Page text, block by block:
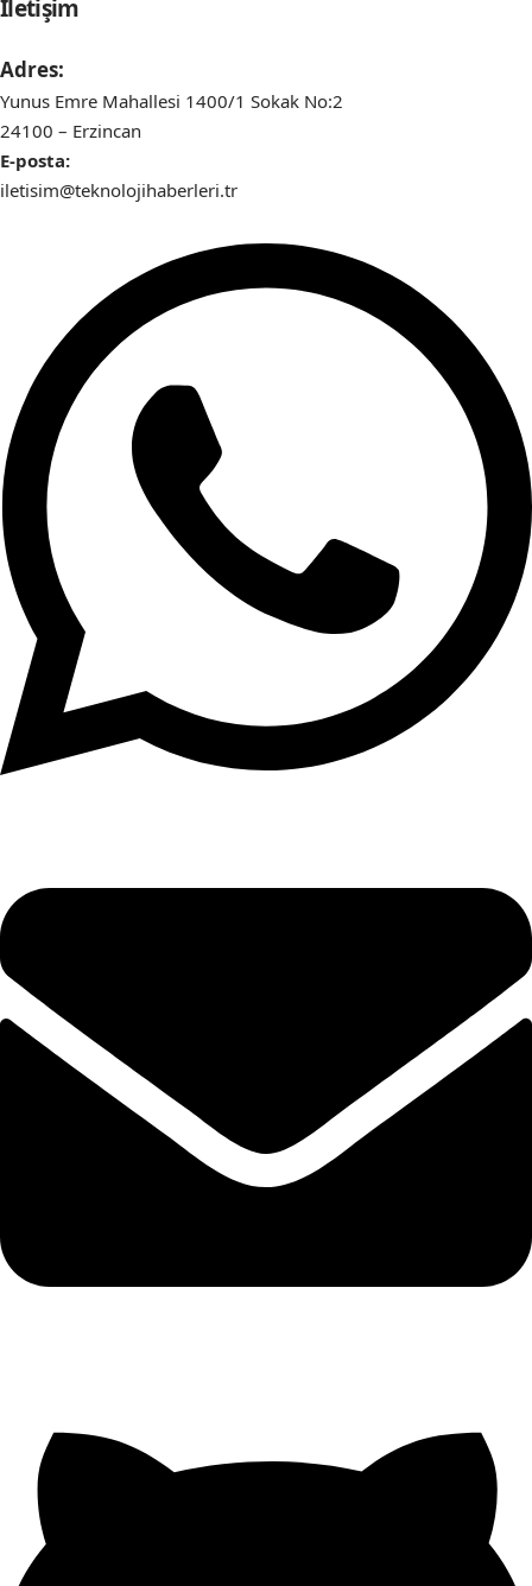
İletişim
Adres:
Yunus Emre Mahallesi 1400/1 Sokak No:2
24100 – Erzincan
E-posta:
iletisim@teknolojihaberleri.tr